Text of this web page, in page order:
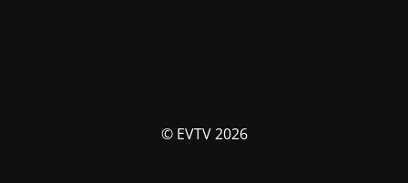
© EVTV 2026